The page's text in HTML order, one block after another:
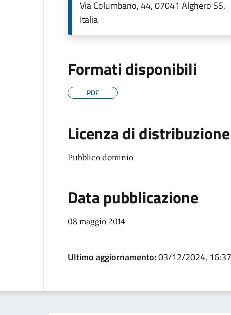
Via Columbano, 44, 07041 Alghero SS,
Italia
Formati disponibili
PDF
Licenza di distribuzione
Pubblico dominio
Data pubblicazione
08 maggio 2014
Ultimo aggiornamento:03/12/2024, 16:37